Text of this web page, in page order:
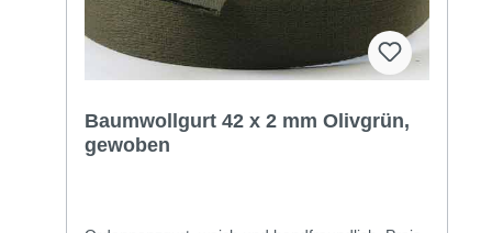
Baumwollgurt 42 x 2 mm Olivgrün,
gewoben